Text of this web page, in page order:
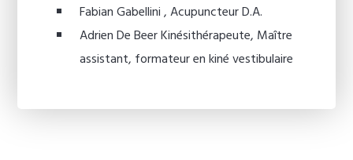
Fabian Gabellini , Acupuncteur D.A.
Adrien De Beer Kinésithérapeute, Maître
assistant, formateur en kiné vestibulaire